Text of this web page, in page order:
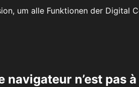
um alle Funktionen der Digital
navigateur n’est pas